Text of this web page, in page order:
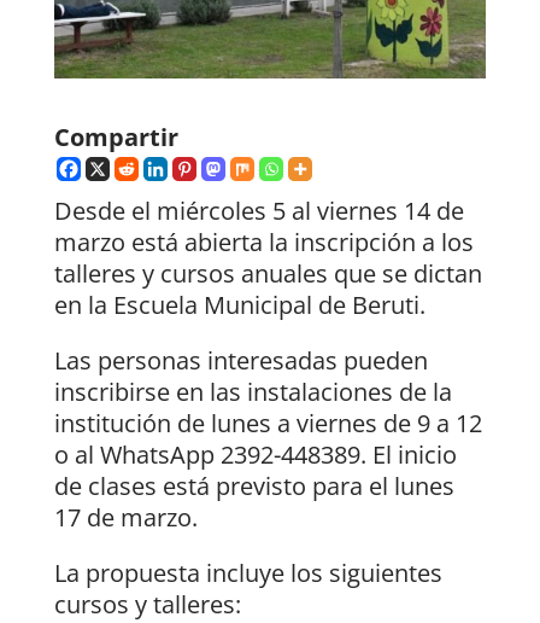
Compartir
Desde el miércoles 5 al viernes 14 de
marzo está abierta la inscripción a los
talleres y cursos anuales que se dictan
en la Escuela Municipal de Beruti.
Las personas interesadas pueden
inscribirse en las instalaciones de la
institución de lunes a viernes de 9 a 12
o al WhatsApp 2392-448389. El inicio
de clases está previsto para el lunes
17 de marzo.
La propuesta incluye los siguientes
cursos y talleres: